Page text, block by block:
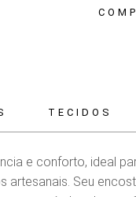
TECIDOS
e conforto, ideal
Seu